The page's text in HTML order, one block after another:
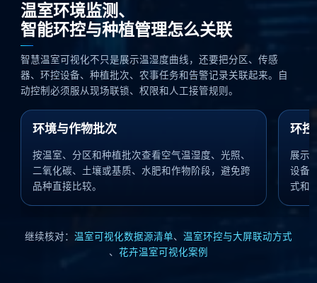
温室环境监测、
智能环控与种植管理怎么关联
智慧温室可视化不只是展示温湿度曲线，还要把分区、传感
器、环控设备、种植批次、农事任务和告警记录关联起来。自
动控制必须服从现场联锁、权限和人工接管规则。
环境与作物批次
按温室、分区和种植批次查看空气温湿度、光照、
二氧化碳、土壤或基质、水肥和作物阶段，避免跨
品种直接比较。
环控
展示
设备
式和
继续核对： 温室可视化数据源清单、 温室环控与大屏联动方式
、 花卉温室可视化案例